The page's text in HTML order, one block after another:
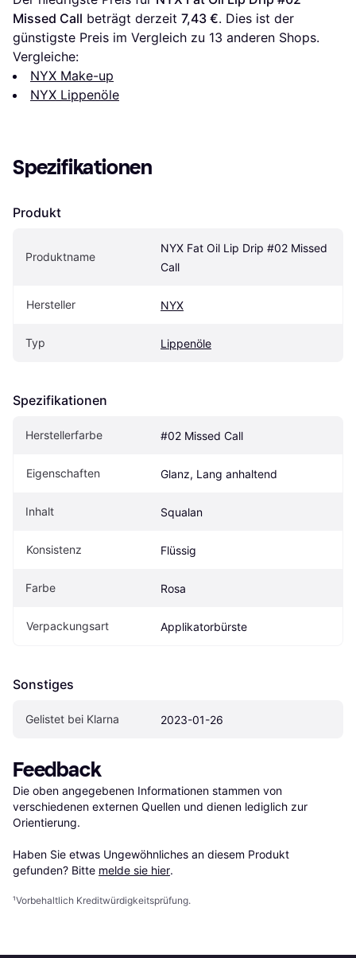
Missed Call beträgt derzeit 7,43 €. Dies ist der
günstigste Preis im Vergleich zu 13 anderen Shops.
Vergleiche:
NYX Make-up
NYX Lippenöle
Spezifikationen
Produkt
Produktname
NYX Fat Oil Lip Drip #02 Missed
Call
Hersteller NYX
Typ Lippenöle
Spezifikationen
Herstellerfarbe #02 Missed Call
Eigen­schaften Glanz, Lang anhaltend
Inhalt Squalan
Konsistenz Flüssig
Farbe Rosa
Verpackungsart Applikatorbürste
Sonstiges
Gelistet bei Klarna 2023-01-26
Feedback
Die oben angegebenen Informationen stammen von
verschiedenen externen Quellen und dienen lediglich zur
Orientierung.
Haben Sie etwas Ungewöhnliches an diesem Produkt
gefunden? Bitte melde sie hier.
¹Vorbehaltlich Kreditwürdigkeitsprüfung.